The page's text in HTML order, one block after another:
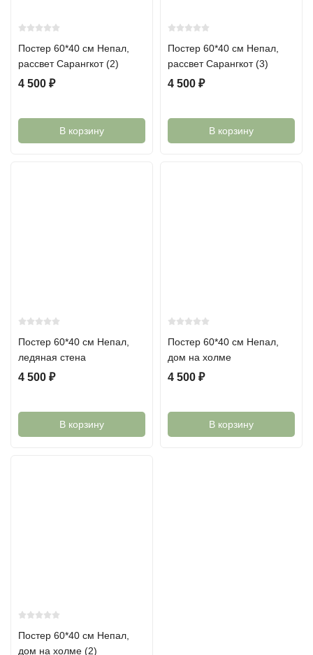
Постер 60*40 см Непал,
рассвет Сарангкот (2)
4 500 ₽
В корзину
Постер 60*40 см Непал,
рассвет Сарангкот (3)
4 500 ₽
В корзину
Постер 60*40 см Непал,
ледяная стена
4 500 ₽
В корзину
Постер 60*40 см Непал,
дом на холме
4 500 ₽
В корзину
Постер 60*40 см Непал,
дом на холме (2)